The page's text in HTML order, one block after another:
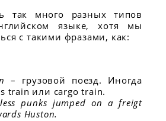
так много разных типов
языке, хотя мы
с такими фразами, как:
– грузовой поезд. Иногда
train или cargo train.
punks jumped on a freigt
Huston.